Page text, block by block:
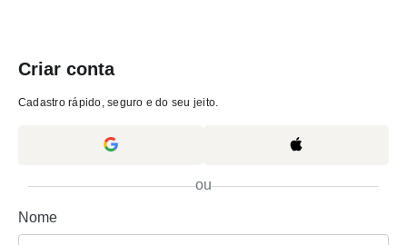
Criar conta
Cadastro rápido, seguro e do seu jeito.
ou
Nome